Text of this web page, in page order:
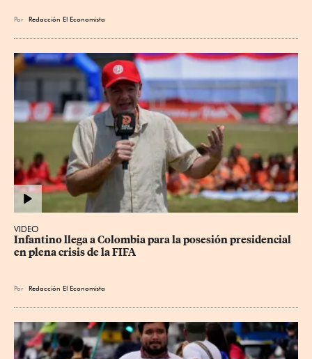
Por Redacción El Economista
VIDEO
Infantino llega a Colombia para la posesión presidencial
en plena crisis de la FIFA
Por Redacción El Economista